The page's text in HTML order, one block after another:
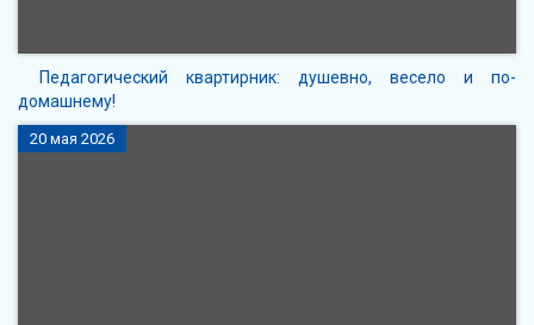
Педагогический квартирник: душевно, весело и по-
домашнему!
20 мая 2026